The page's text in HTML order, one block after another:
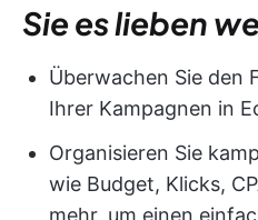
Sie es lieben
Überwachen Sie den
Ihrer Kampagnen in
Organisieren Sie
wie Budget, Klicks,
mehr, um einen